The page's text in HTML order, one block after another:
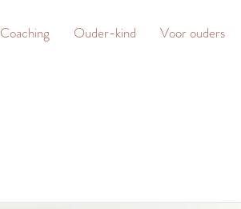
Coaching Ouder-kind Voor ouders